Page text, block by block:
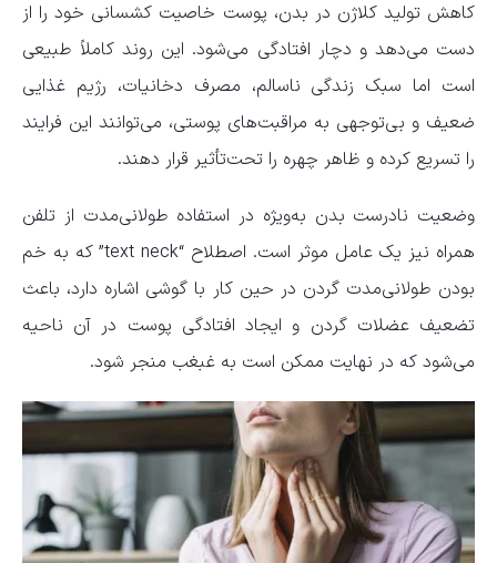
کاهش تولید کلاژن در بدن، پوست خاصیت کشسانی خود را از
دست می‌دهد و دچار افتادگی می‌شود. این روند کاملاً طبیعی
است اما سبک زندگی ناسالم، مصرف دخانیات، رژیم غذایی
ضعیف و بی‌توجهی به مراقبت‌های پوستی، می‌توانند این فرایند
را تسریع کرده و ظاهر چهره را تحت‌تأثیر قرار دهند.
وضعیت نادرست بدن به‌ویژه در استفاده طولانی‌مدت از تلفن
همراه نیز یک عامل موثر است. اصطلاح “text neck” که به خم
بودن طولانی‌مدت گردن در حین کار با گوشی اشاره دارد، باعث
تضعیف عضلات گردن و ایجاد افتادگی پوست در آن ناحیه
می‌شود که در نهایت ممکن است به غبغب منجر شود.